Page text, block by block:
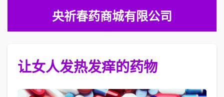
央祈春药商城有限公司
让女人发热发痒的药物